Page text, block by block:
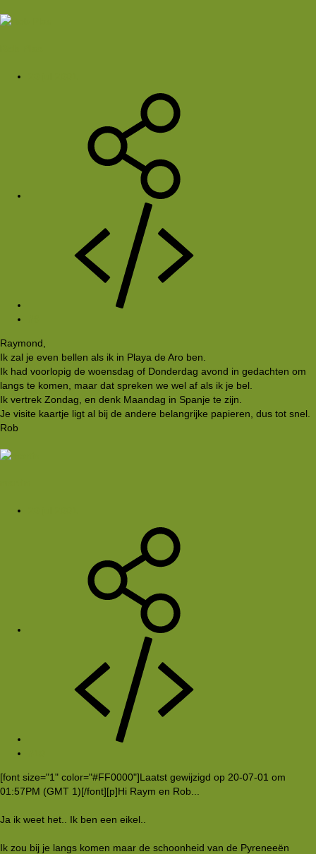
Raymond,
Ik zal je even bellen als ik in Playa de Aro ben.
Ik had voorlopig de woensdag of Donderdag avond in gedachten om
langs te komen, maar dat spreken we wel af als ik je bel.
Ik vertrek Zondag, en denk Maandag in Spanje te zijn.
Je visite kaartje ligt al bij de andere belangrijke papieren, dus tot snel.
Rob
[font size="1" color="#FF0000"]Laatst gewijzigd op 20-07-01 om
01:57PM (GMT 1)[/font][p]Hi Raym en Rob...
Ja ik weet het.. Ik ben een eikel..
Ik zou bij je langs komen maar de schoonheid van de Pyreneeën